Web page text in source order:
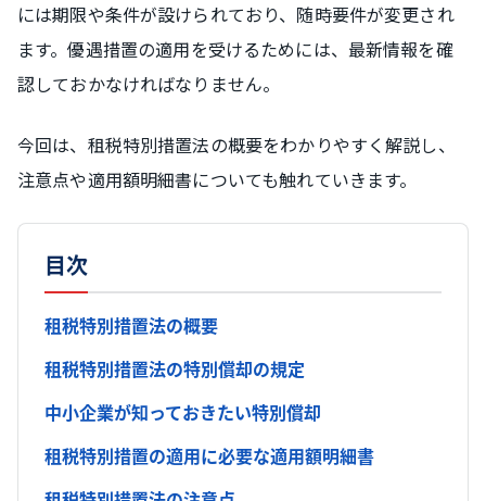
には期限や条件が設けられており、随時要件が変更され
ます。優遇措置の適用を受けるためには、最新情報を確
認しておかなければなりません。
今回は、租税特別措置法の概要をわかりやすく解説し、
注意点や適用額明細書についても触れていきます。
目次
租税特別措置法の概要
租税特別措置法の特別償却の規定
中小企業が知っておきたい特別償却
租税特別措置の適用に必要な適用額明細書